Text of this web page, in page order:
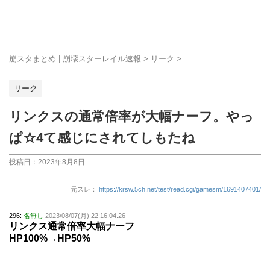
崩スタまとめ | 崩壊スターレイル速報 > リーク >
リーク
リンクスの通常倍率が大幅ナーフ。やっ
ぱ☆4て感じにされてしもたね
投稿日： 2023年8月8日
元スレ： https://krsw.5ch.net/test/read.cgi/gamesm/1691407401/
296: 名無し 2023/08/07(月) 22:16:04.26
リンクス通常倍率大幅ナーフ
HP100%→HP50%